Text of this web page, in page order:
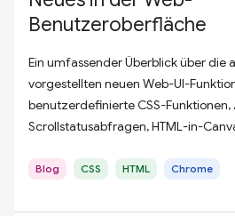
Benutzeroberfläche
Ein umfassender Überblick über die
vorgestellten neuen Web-UI-
benutzerdefinierte CSS-
Scrollstatusabfragen, HTML-in-
Blog CSS HTML Chrome